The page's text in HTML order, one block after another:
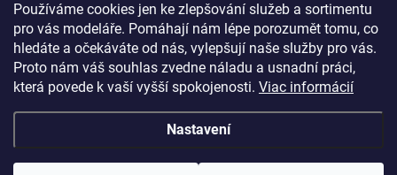
Používáme cookies jen ke zlepšování služeb a sortimentu
pro vás modeláře. Pomáhají nám lépe porozumět tomu, co
hledáte a očekáváte od nás, vylepšují naše služby pro vás.
Proto nám váš souhlas zvedne náladu a usnadní práci,
která povede k vaší vyšší spokojenosti. Viac informácií
Nastavení
HT model
Na letisko 49
058 01 Poprad
Slovenská Republika
Copyright 2026HT model. Všechna práva vyhrazena.Upravit nastavení